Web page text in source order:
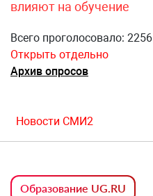
влияют на обучение
Всего проголосовало: 2256
Открыть отдельно
Архив опросов
Новости СМИ2
Образование UG.RU